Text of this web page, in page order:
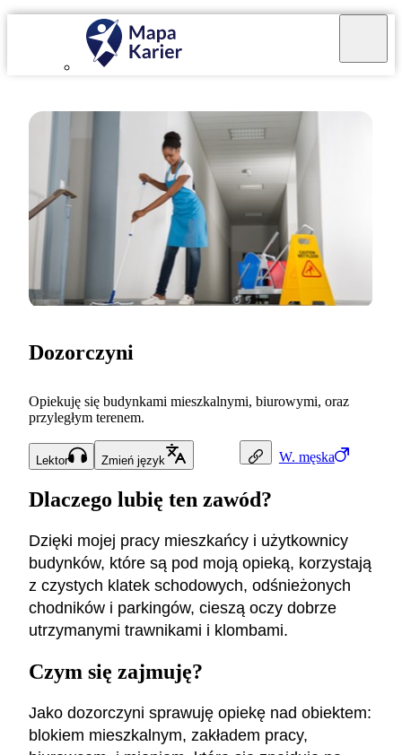
W. męska
Dozorczyni
Opiekuję się budynkami mieszkalnymi, biurowymi, oraz
przyległym terenem.
Lektor Zmień język
Dlaczego lubię ten zawód?
Dzięki mojej pracy mieszkańcy i użytkownicy
budynków, które są pod moją opieką, korzystają
z czystych klatek schodowych, odśnieżonych
chodników i parkingów, cieszą oczy dobrze
utrzymanymi trawnikami i klombami.
Czym się zajmuję?
Jako dozorczyni sprawuję opiekę nad obiektem:
blokiem mieszkalnym, zakładem pracy,